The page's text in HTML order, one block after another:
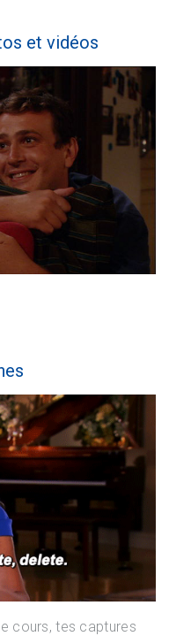
et vidéos
cours, tes captures